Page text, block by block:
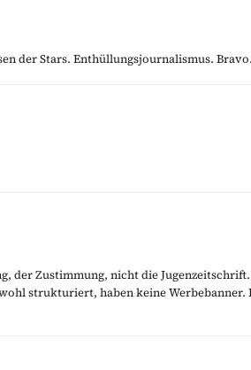
der Stars. Enthüllungsjournalismus. Bravo.
der Zustimmung, nicht die
strukturiert, haben keine Werbebanner.